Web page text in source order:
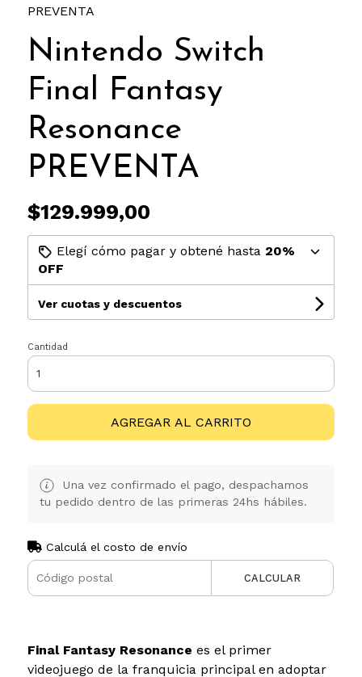
PREVENTA
Nintendo Switch
Final Fantasy
Resonance
PREVENTA
$129.999,00
Elegí cómo pagar y obtené hasta 20%
OFF
Ver cuotas y descuentos
Cantidad
AGREGAR AL CARRITO
Una vez confirmado el pago, despachamos
tu pedido dentro de las primeras 24hs hábiles.
Calculá el costo de envío
CALCULAR
Final Fantasy Resonance es el primer
videojuego de la franquicia principal en adoptar